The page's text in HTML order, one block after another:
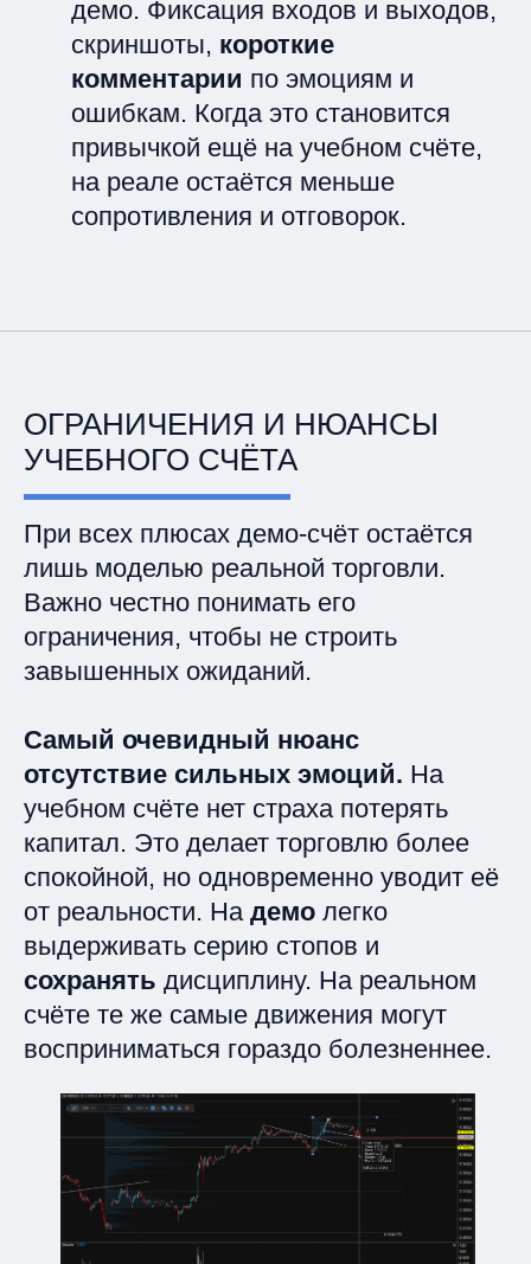
демо. Фиксация входов и выходов,
скриншоты, короткие
комментарии по эмоциям и
ошибкам. Когда это становится
привычкой ещё на учебном счёте,
на реале остаётся меньше
сопротивления и отговорок.
ОГРАНИЧЕНИЯ И НЮАНСЫ
УЧЕБНОГО СЧЁТА
При всех плюсах демо-счёт остаётся
лишь моделью реальной торговли.
Важно честно понимать его
ограничения, чтобы не строить
завышенных ожиданий.
Самый очевидный нюанс
отсутствие сильных эмоций. На
учебном счёте нет страха потерять
капитал. Это делает торговлю более
спокойной, но одновременно уводит её
от реальности. На демо легко
выдерживать серию стопов и
сохранять дисциплину. На реальном
счёте те же самые движения могут
восприниматься гораздо болезненнее.